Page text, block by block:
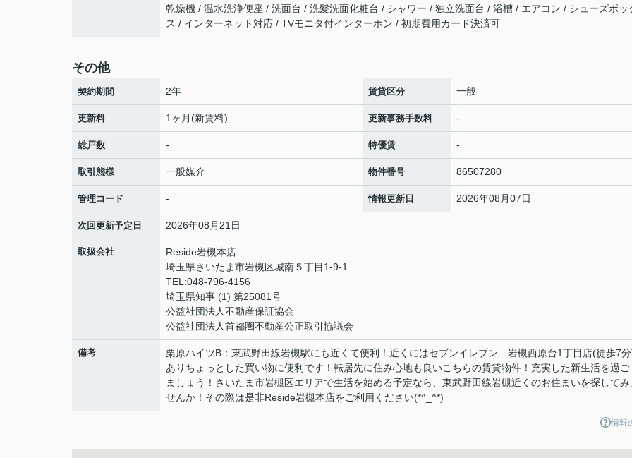
乾燥機 / 温水洗浄便座 / 洗面台 / 洗髪洗面化粧台 / シャワー / 独立洗面台 / 浴槽 / エアコン / シューズボッ
ス / インターネット対応 / TVモニタ付インターホン / 初期費用カード決済可
その他
契約期間 2年 賃貸区分 一般
更新料 1ヶ月(新賃料) 更新事務手数料 -
総戸数 - 特優賃 -
取引態様 一般媒介 物件番号 86507280
管理コード - 情報更新日 2026年08月07日
次回更新予定日 2026年08月21日
取扱会社
Reside岩槻本店
埼玉県さいたま市岩槻区城南５丁目1-9-1
TEL:048-796-4156
埼玉県知事 (1) 第25081号
公益社団法人不動産保証協会
公益社団法人首都圏不動産公正取引協議会
備考
栗原ハイツB：東武野田線岩槻駅にも近くて便利！近くにはセブンイレブン 岩槻西原台1丁目店(徒歩7
ありちょっとした買い物に便利です！転居先に住み心地も良いこちらの賃貸物件！充実した新生活を過ご
ましょう！さいたま市岩槻区エリアで生活を始める予定なら、東武野田線岩槻近くのお住まいを探してみ
せんか！その際は是非Reside岩槻本店をご利用ください(*^_^*)
情報